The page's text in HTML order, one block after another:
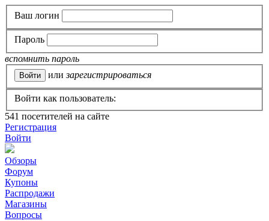
Ваш логин
Пароль
вспомнить пароль
или зарегистрироваться
Войти как пользователь:
541 посетителей на сайте
Регистрация
Войти
Обзоры
Форум
Купоны
Распродажи
Магазины
Вопросы